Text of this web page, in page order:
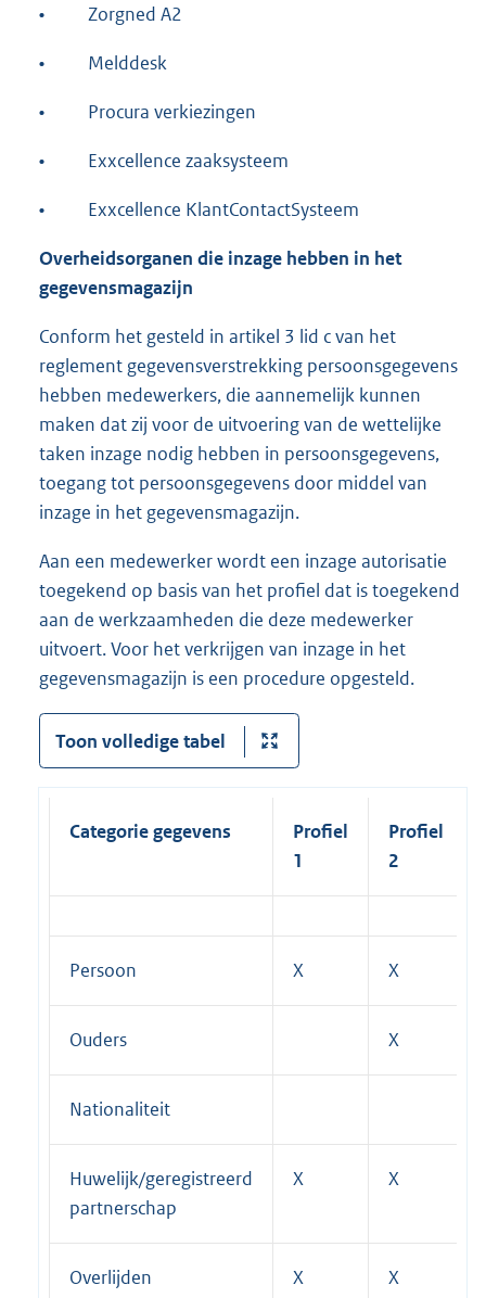
• Zorgned A2
• Melddesk
• Procura verkiezingen
• Exxcellence zaaksysteem
• Exxcellence KlantContactSysteem
Overheidsorganen die inzage hebben in het
gegevensmagazijn
Conform het gesteld in artikel 3 lid c van het
reglement gegevensverstrekking persoonsgegevens
hebben medewerkers, die aannemelijk kunnen
maken dat zij voor de uitvoering van de wettelijke
taken inzage nodig hebben in persoonsgegevens,
toegang tot persoonsgegevens door middel van
inzage in het gegevensmagazijn.
Aan een medewerker wordt een inzage autorisatie
toegekend op basis van het profiel dat is toegekend
aan de werkzaamheden die deze medewerker
uitvoert. Voor het verkrijgen van inzage in het
gegevensmagazijn is een procedure opgesteld.
Toon volledige tabel
Categorie gegevens
Profiel
1
Profiel
2
Persoon X X
Ouders X
Nationaliteit
Huwelijk/geregistreerd
partnerschap
X X
Overlijden X X